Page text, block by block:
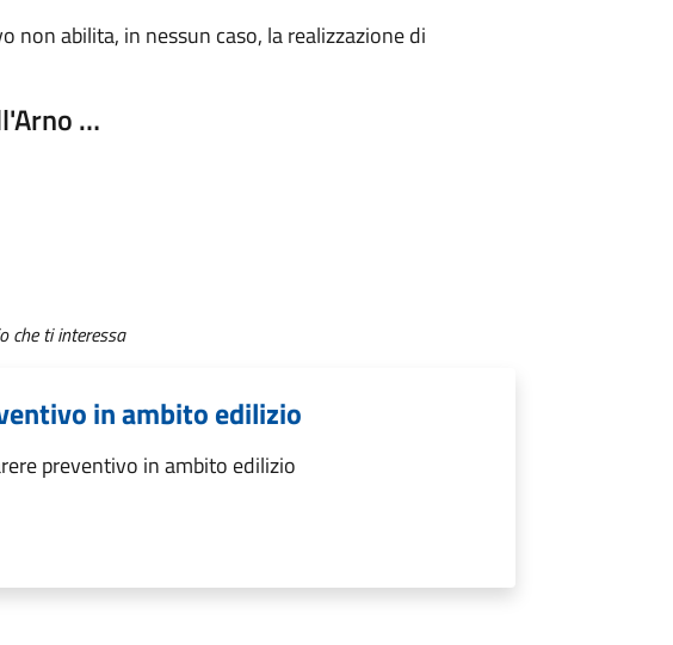
non abilita, in nessun caso, la realizzazione di
…
che ti interessa
in ambito edilizio
preventivo in ambito edilizio